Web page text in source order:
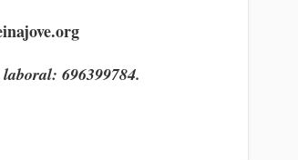
696399784.